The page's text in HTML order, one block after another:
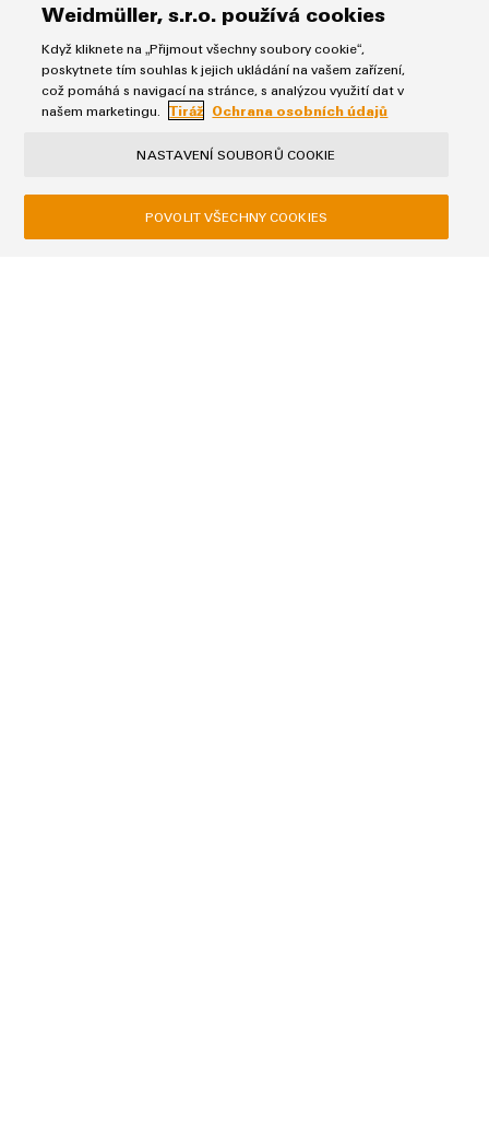
Příjmení
Weidmüller, s.r.o. používá cookies
Když kliknete na „Přijmout všechny soubory cookie“,
poskytnete tím souhlas k jejich ukládání na vašem zařízení,
což pomáhá s navigací na stránce, s analýzou využití dat v
našem marketingu.
Tiráž Ochrana osobních údajů
NASTAVENÍ SOUBORŮ COOKIE
POVOLIT VŠECHNY COOKIES